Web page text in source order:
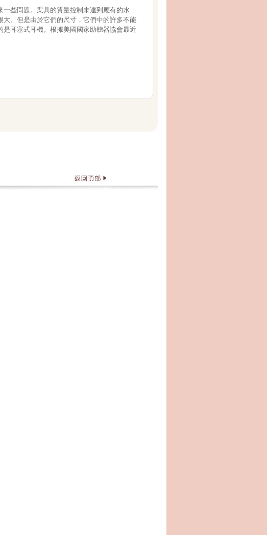
些問題。渠具的質量控制未達到應有的水
。但是由於它們的尺寸，它們中的許多不能
耳塞式耳機。根據美國國家助聽器協會最近